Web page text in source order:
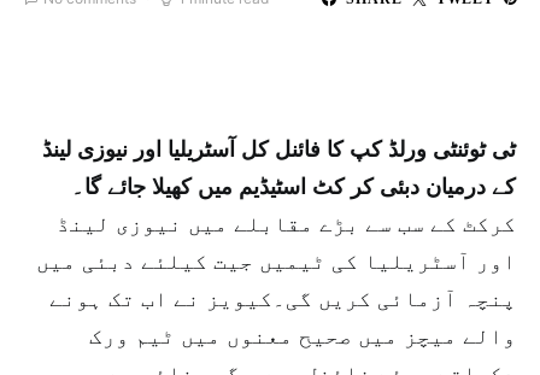
ٹی ٹوئنٹی ورلڈ کپ کا فائنل کل آسٹریلیا اور نیوزی لینڈ
کے درمیان دبئی کر کٹ اسٹیڈیم میں کھیلا جائے گا۔
کرکٹ کے سب سے بڑے مقابلے میں نیوزی لینڈ
اور آسٹریلیا کی ٹیمیں جیت کیلئے دبئی میں
پنچہ آزمائی کریں گی۔کیویز نے اب تک ہونے
والے میچز میں صحیح معنوں میں ٹیم ورک